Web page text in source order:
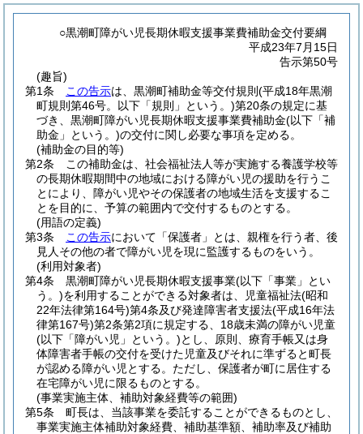
○黒潮町障がい児長期休暇支援事業費補助金交付要綱
平成23年7月15日
告示第50号
(趣旨)
第1条
この告示は、黒潮町補助金等交付規則 (平成18年黒潮
町規則第46号。以下「規則」という。)第20条の規定に基
づき、黒潮町障がい児長期休暇支援事業費補助金(以下「補
助金」という。)の交付に関し必要な事項を定める。
(補助金の目的等)
第2条
この補助金は、社会福祉法人等が実施する養護学校等
の長期休暇期間中の地域における障がい児の援助を行うこ
とにより、障がい児やその保護者の地域生活を支援するこ
とを目的に、予算の範囲内で交付するものとする。
(用語の定義)
第3条
この告示において「保護者」とは、親権を行う者、後
見人その他の者で障がい児を現に監護するものをいう。
(利用対象者)
第4条
黒潮町障がい児長期休暇支援事業(以下「事業」とい
う。)を利用することができる対象者は、児童福祉法(昭和
22年法律第164号)第4条及び発達障害者支援法(平成16年法
律第167号)第2条第2項に規定する、18歳未満の障がい児童
(以下「障がい児」という。)とし、原則、療育手帳又は身
体障害者手帳の交付を受けた児童及びそれに準ずると町長
が認める障がい児とする。 ただし、保護者が町に居住する
在宅障がい児に限るものとする。
(事業実施主体、補助対象経費等の範囲)
第5条
町長は、当該事業を委託することができるものとし、
事業実施主体補助対象経費、補助基準額、補助率及び補助